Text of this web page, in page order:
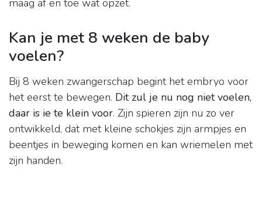
maag af en toe wat opzet.
Kan je met 8 weken de baby
voelen?
Bij 8 weken zwangerschap begint het embryo voor
het eerst te bewegen. Dit zul je nu nog niet voelen,
daar is ie te klein voor. Zijn spieren zijn nu zo ver
ontwikkeld, dat met kleine schokjes zijn armpjes en
beentjes in beweging komen en kan wriemelen met
zijn handen.